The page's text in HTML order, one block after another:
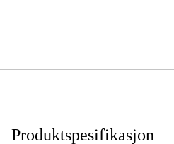
Produktspesifikasjon